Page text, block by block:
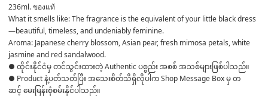
236ml. ของแท้
What it smells like: The fragrance is the equivalent of your little black dress
—beautiful, timeless, and undeniably feminine.
Aroma: Japanese cherry blossom, Asian pear, fresh mimosa petals, white
jasmine and red sandalwood.
● ထိုင်းနိုင်ငံမှ တင်သွင်းထားတဲ့ Authentic ပစ္စည်း အစစ် အသစ်များဖြစ်ပါသည်။
● Product နဲ့ပတ်သတ်ပြီး အသေးစိတ်သိရှိလိုပါက Shop Message Box မှ တ
ဆင့် မေးမြန်းစုံစမ်းနိုင်ပါသည်။